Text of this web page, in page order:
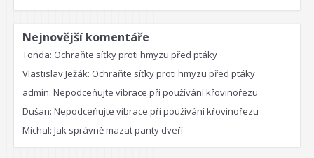
Nejnovější komentáře
Tonda: Ochraňte síťky proti hmyzu před ptáky
Vlastislav Ježák: Ochraňte síťky proti hmyzu před ptáky
admin: Nepodceňujte vibrace při používání křovinořezu
Dušan: Nepodceňujte vibrace při používání křovinořezu
Michal: Jak správně mazat panty dveří